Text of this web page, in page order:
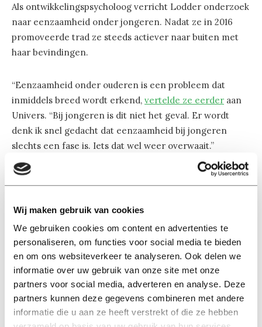
Wij maken gebruik van cookies
We gebruiken cookies om content en advertenties te
personaliseren, om functies voor social media te bieden
en om ons websiteverkeer te analyseren. Ook delen we
informatie over uw gebruik van onze site met onze
partners voor social media, adverteren en analyse. Deze
partners kunnen deze gegevens combineren met andere
informatie die u aan ze heeft verstrekt of die ze hebben
Als ontwikkelingspsycholoog verricht Lodder onderzoek
naar eenzaamheid onder jongeren. Nadat ze in 2016
promoveerde trad ze steeds actiever naar buiten met
haar bevindingen.
“Eenzaamheid onder ouderen is een probleem dat
inmiddels breed wordt erkend, vertelde ze eerder aan
Univers. “Bij jongeren is dit niet het geval. Er wordt
denk ik snel gedacht dat eenzaamheid bij jongeren
slechts een fase is. Iets dat wel weer overwaait.”
“We beseffen steeds meer dat
eenzaamheid echt ongezond is”
En dat terwijl de impact van langdurige eenzaamheid
groot is volgens Lodder. “Mentaal kan het leiden tot
depressies, sociale angst, een laag zelfvertrouwen.
Fysiek kan het leiden tot een slechte nachtrust,
overmatig gebruik van drank en drugs, hart- en
vaatziekten. We beseffen steeds meer dat eenzaamheid